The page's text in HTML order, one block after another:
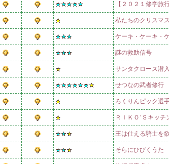
【２０２１修学旅
私たちのクリスマス
ケーキ・ケーキ・
謎の救助信号
サンタクロース潜
せつなの武者修行
ろくりんピック選
ＲＩＫＯ’Ｓキッチ
王は仕える騎士を
そらにひびくうた